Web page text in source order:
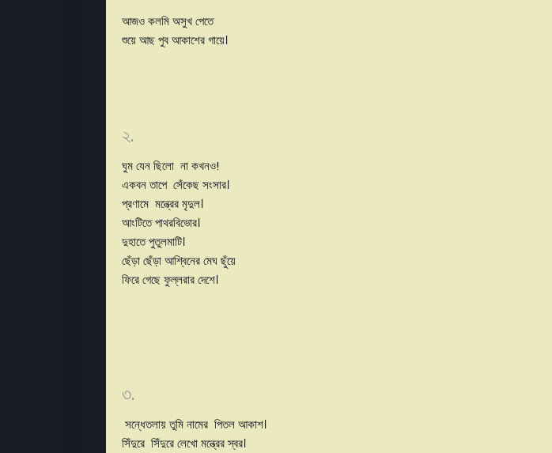
আজও কলমি অসুখ পেতে
শুয়ে আছ পুব আকাশের গায়ে।
২.
ঘুম যেন ছিলো না কখনও!
একবন তাপে সেঁকেছ সংসার।
প্রণামে মন্ত্রের মৃদুল।
আংটিতে পাথরবিভোর।
দুহাতে পুতুলমাটি।
ছেঁড়া ছেঁড়া আশ্বিনের মেঘ ছুঁয়ে
ফিরে গেছে ফুল্লরার দেশে।
৩.
সন্ধেতলায় তুমি নামের পিতল আকাশ।
সিঁদুরে সিঁদুরে লেখো মন্ত্রের স্বর।